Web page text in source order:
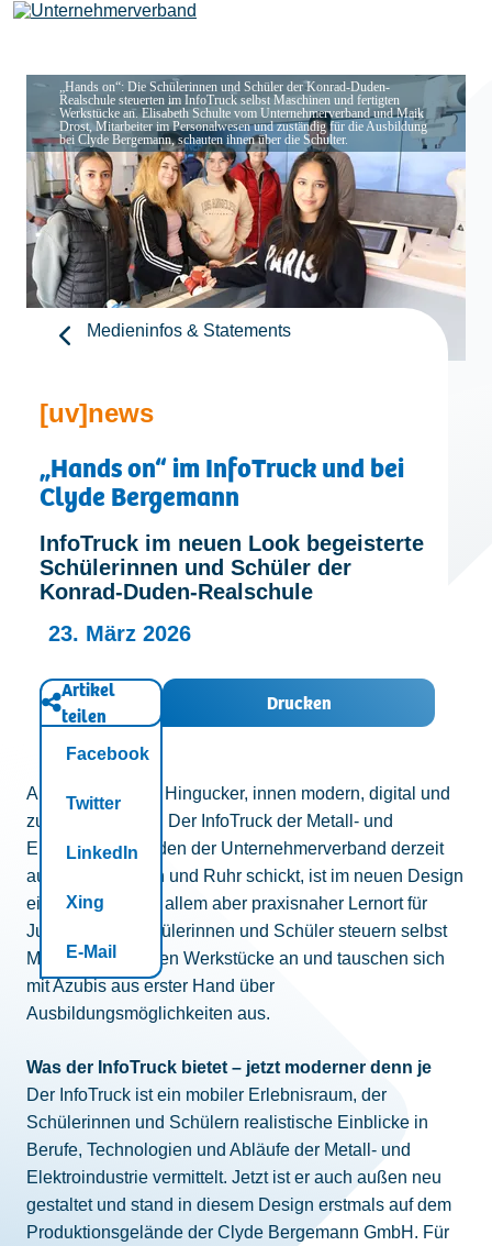
Leistungen
Mitglieder
[uv]campus | Seminare
Verband
Kontakt
„Hands on“: Die Schülerinnen und Schüler der Konrad-Duden-
Realschule steuerten im InfoTruck selbst Maschinen und fertigten
Werkstücke an. Elisabeth Schulte vom Unternehmerverband und Maik
Drost, Mitarbeiter im Personalwesen und zuständig für die Ausbildung
bei Clyde Bergemann, schauten ihnen über die Schulter.
Medieninfos & Statements
[uv]news
„Hands on“ im InfoTruck und bei
Clyde Bergemann
InfoTruck im neuen Look begeisterte
Schülerinnen und Schüler der
Konrad-Duden-Realschule
23. März 2026
Artikel
teilen
Facebook
Twitter
LinkedIn
Xing
E-Mail
Drucken
Außen ein echter Hingucker, innen modern, digital und
zukunftsorientiert: Der InfoTruck der Metall- und
Elektroindustrie, den der Unternehmerverband derzeit
auf Tour an Rhein und Ruhr schickt, ist im neuen Design
ein Blickfang, vor allem aber praxisnaher Lernort für
Jugendliche. Schülerinnen und Schüler steuern selbst
Maschinen, fertigen Werkstücke an und tauschen sich
mit Azubis aus erster Hand über
Ausbildungsmöglichkeiten aus.
Was der InfoTruck bietet – jetzt moderner denn je
Der InfoTruck ist ein mobiler Erlebnisraum, der
Schülerinnen und Schülern realistische Einblicke in
Berufe, Technologien und Abläufe der Metall- und
Elektroindustrie vermittelt. Jetzt ist er auch außen neu
gestaltet und stand in diesem Design erstmals auf dem
Produktionsgelände der Clyde Bergemann GmbH. Für